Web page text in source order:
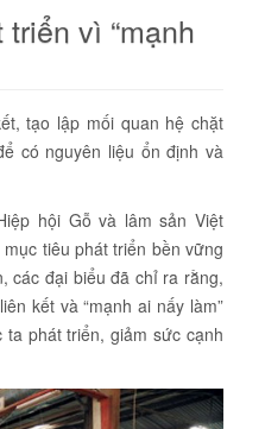
vì “mạnh
tạo lập mối quan hệ chặt
có nguyên liệu ổn định và
hội Gỗ và lâm sản Việt
tiêu phát triển bền vững
các đại biểu đã chỉ ra rằng,
kết và “mạnh ai nấy làm”
phát triển, giảm sức cạnh